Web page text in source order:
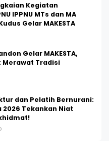
Kegiatan
IPPNU MTs dan MA
Gelar MAKESTA
Gelar MAKESTA,
Merawat Tradisi
dan Pelatih Bernurani:
2026 Tekankan Niat